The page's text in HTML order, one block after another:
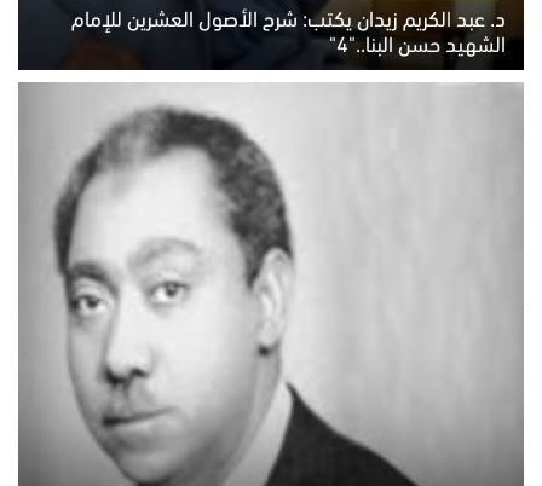
د. عبد الكريم زيدان يكتب: شرح الأصول العشرين للإمام
الشهيد حسن البنا.."4"
الخميس 6 أغسطس 2026 10:27 ص